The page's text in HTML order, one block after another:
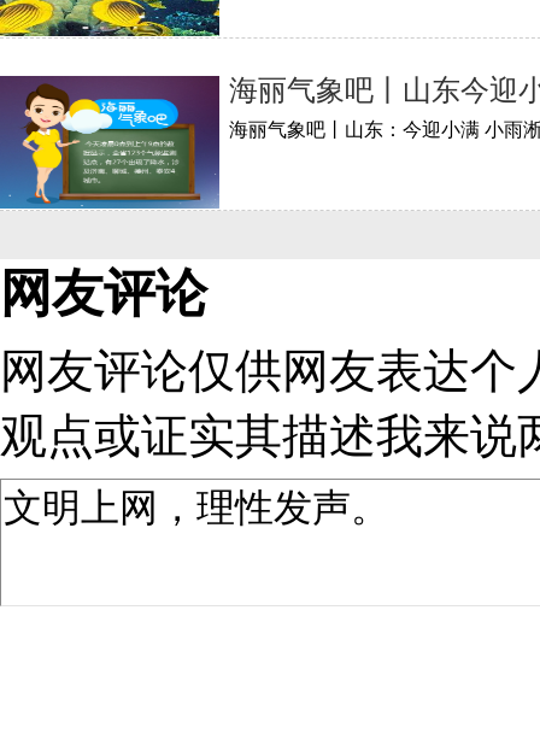
海丽气象吧丨山东今迎
海丽气象吧丨山东：今迎小满 小雨
网友评论
网友评论仅供网友表达
观点或证实其描述我来说